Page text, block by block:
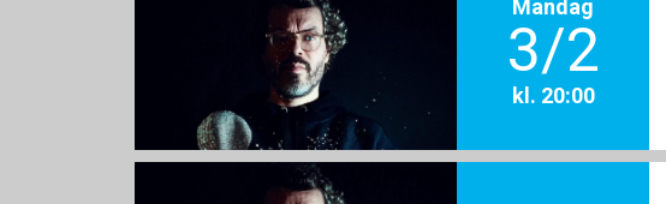
Mandag
3/2
kl. 20:00